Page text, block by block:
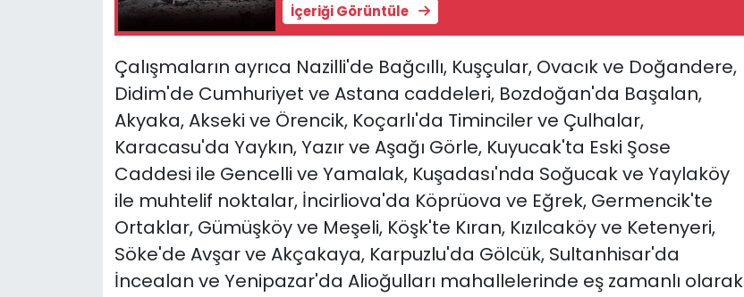
İçeriği Görüntüle
Çalışmaların ayrıca Nazilli'de Bağcıllı, Kuşçular, Ovacık ve Doğandere,
Didim'de Cumhuriyet ve Astana caddeleri, Bozdoğan'da Başalan,
Akyaka, Akseki ve Örencik, Koçarlı'da Timinciler ve Çulhalar,
Karacasu'da Yaykın, Yazır ve Aşağı Görle, Kuyucak'ta Eski Şose
Caddesi ile Gencelli ve Yamalak, Kuşadası'nda Soğucak ve Yaylaköy
ile muhtelif noktalar, İncirliova'da Köprüova ve Eğrek, Germencik'te
Ortaklar, Gümüşköy ve Meşeli, Köşk'te Kıran, Kızılcaköy ve Ketenyeri,
Söke'de Avşar ve Akçakaya, Karpuzlu'da Gölcük, Sultanhisar'da
İncealan ve Yenipazar'da Alioğulları mahallelerinde eş zamanlı olarak